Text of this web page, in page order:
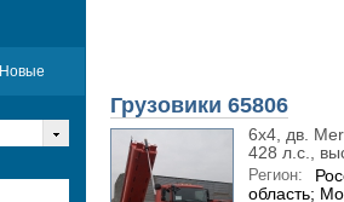
Новые
Грузовики 65806
6х4, дв.
428 л.с.,
Регион:
область;